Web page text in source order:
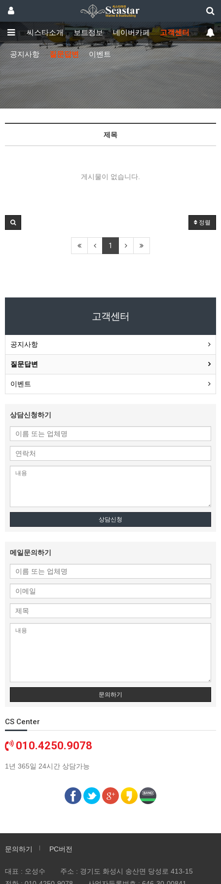
메인 씨스타소개 보트정보 네이버카페 고객센터
공지사항 질문답변 이벤트
제목
게시물이 없습니다.
정렬
1
고객센터
공지사항
질문답변
이벤트
상담신청하기
상담신청
메일문의하기
문의하기
CS Center
010.4250.9078
1년 365일 24시간 상담가능
문의하기 PC버전
대표 : 오성수
주소 : 경기도 화성시 송산면 당성로 413-15